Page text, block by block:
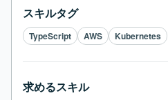
スキルタグ
TypeScript AWS Kubernetes
求めるスキル